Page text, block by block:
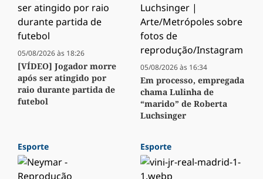
05/08/2026 às 18:26
[VÍDEO] Jogador morre
após ser atingido por
raio durante partida de
futebol
05/08/2026 às 16:34
Em processo, empregada
chama Lulinha de
“marido” de Roberta
Luchsinger
Esporte Esporte